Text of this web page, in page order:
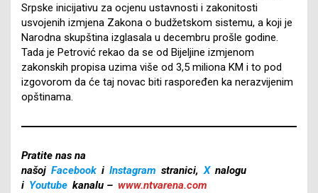
Srpske inicijativu za ocjenu ustavnosti i zakonitosti
usvojenih izmjena Zakona o budžetskom sistemu, a koji je
Narodna skupština izglasala u decembru prošle godine.
Tada je Petrović rekao da se od Bijeljine izmjenom
zakonskih propisa uzima više od 3,5 miliona KM i to pod
izgovorom da će taj novac biti raspoređen ka nerazvijenim
opštinama.
Pratite nas na
našoj Facebook i Instagram stranici, X nalogu
i Youtube kanalu – www.ntvarena.com